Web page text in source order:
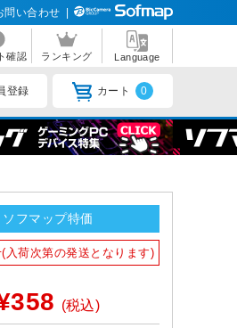
問い合わせ
確認 ランキング Language
登録 カート 0
ソフマップ特価
入荷次第の発送となります)
(税込)